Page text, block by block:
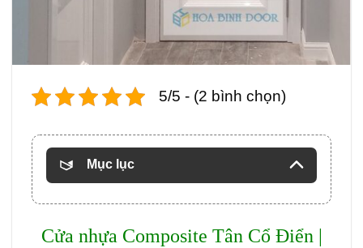
5/5 - (2 bình chọn)
Mục lục
Cửa nhựa Composite Tân Cổ Điển |